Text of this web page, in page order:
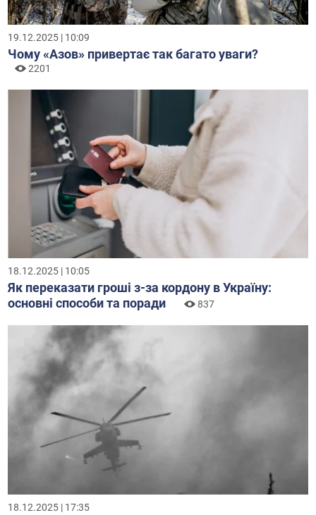
19.12.2025 | 10:09
Чому «Азов» привертає так багато уваги?
2201
18.12.2025 | 10:05
Як переказати гроші з-за кордону в Україну:
основні способи та поради
837
18.12.2025 | 17:35